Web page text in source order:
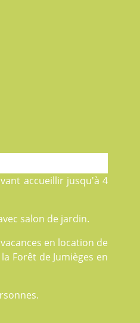
accueillir jusqu'à 4
salon de jardin.
en location de
Forêt de Jumièges en